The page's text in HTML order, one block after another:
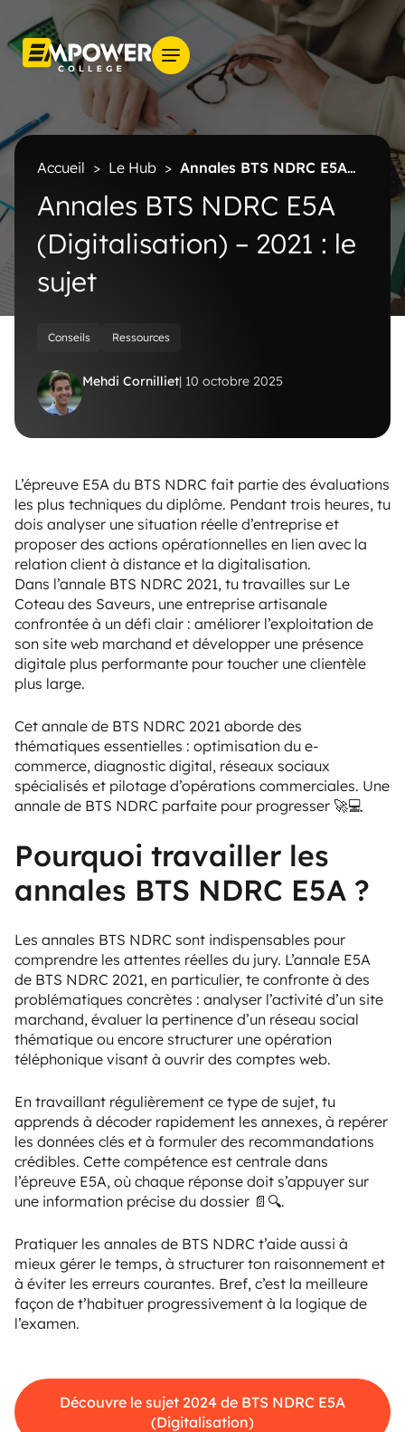
Accueil > Le Hub > Annales BTS NDRC E5A
Annales BTS NDRC E5A
(Digitalisation) – 2021 : le
sujet
Conseils Ressources
Mehdi Cornilliet| 10 octobre 2025
L’épreuve E5A du BTS NDRC fait partie des évaluations
les plus techniques du diplôme. Pendant trois heures, tu
dois analyser une situation réelle d’entreprise et
proposer des actions opérationnelles en lien avec la
relation client à distance et la digitalisation.
Dans l’annale BTS NDRC 2021, tu travailles sur Le
Coteau des Saveurs, une entreprise artisanale
confrontée à un défi clair : améliorer l’exploitation de
son site web marchand et développer une présence
digitale plus performante pour toucher une clientèle
plus large.
Cet annale de BTS NDRC 2021 aborde des
thématiques essentielles : optimisation du e-
commerce, diagnostic digital, réseaux sociaux
spécialisés et pilotage d’opérations commerciales. Une
annale de BTS NDRC parfaite pour progresser 🚀💻
Pourquoi travailler les
annales BTS NDRC E5A ?
Les annales BTS NDRC sont indispensables pour
comprendre les attentes réelles du jury. L’annale E5A
de BTS NDRC 2021, en particulier, te confronte à des
problématiques concrètes : analyser l’activité d’un site
marchand, évaluer la pertinence d’un réseau social
thématique ou encore structurer une opération
téléphonique visant à ouvrir des comptes web.
En travaillant régulièrement ce type de sujet, tu
apprends à décoder rapidement les annexes, à repérer
les données clés et à formuler des recommandations
crédibles. Cette compétence est centrale dans
l’épreuve E5A, où chaque réponse doit s’appuyer sur
une information précise du dossier 📄🔍.
Pratiquer les annales de BTS NDRC t’aide aussi à
mieux gérer le temps, à structurer ton raisonnement et
à éviter les erreurs courantes. Bref, c’est la meilleure
façon de t’habituer progressivement à la logique de
l’examen.
Découvre le sujet 2024 de BTS NDRC E5A
(Digitalisation)